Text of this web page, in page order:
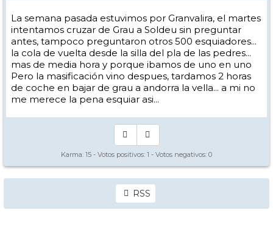
La semana pasada estuvimos por Granvalira, el martes
intentamos cruzar de Grau a Soldeu sin preguntar
antes, tampoco preguntaron otros 500 esquiadores...
la cola de vuelta desde la silla del pla de las pedres...
mas de media hora y porque ibamos de uno en uno
Pero la masificación vino despues, tardamos 2 horas
de coche en bajar de grau a andorra la vella... a mi no
me merece la pena esquiar asi...
Karma: 15 - Votos positivos: 1 - Votos negativos: 0
RSS